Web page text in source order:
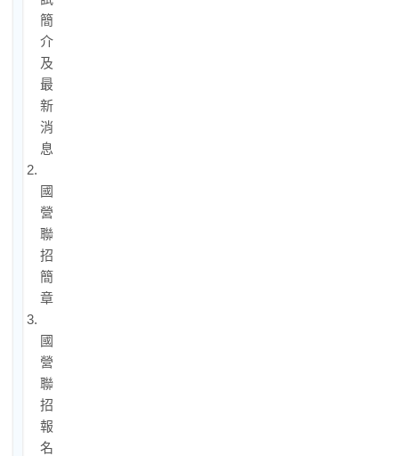
簡
介
及
最
新
消
息
2.
國
營
聯
招
簡
章
3.
國
營
聯
招
報
名